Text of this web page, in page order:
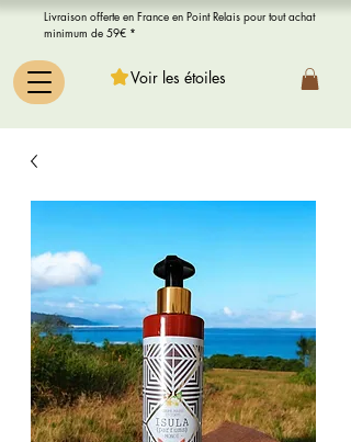
Livraison offerte en France en Point Relais pour tout achat
minimum de 59€ *
Voir les étoiles